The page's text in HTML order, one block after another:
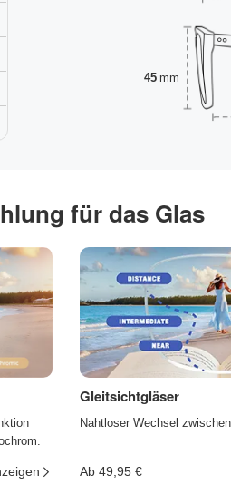
45 mm
für das Glas
Gleitsichtgläser
Nahtloser Wechsel
Ab 49,95 €